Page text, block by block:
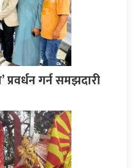
गर्न समझदारी